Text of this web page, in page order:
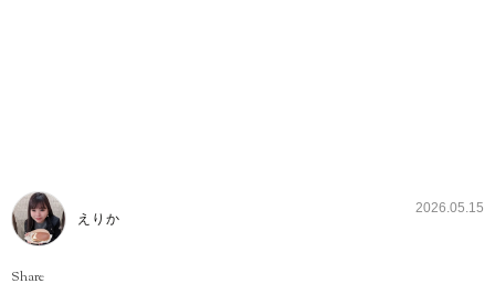
えりか
2026.05.15
Share